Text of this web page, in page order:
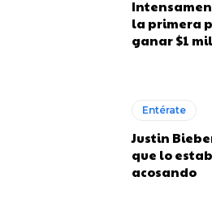
la primera
ganar $1
Entérate
Justin
que lo
acosando